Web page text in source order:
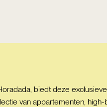
biedt deze
van appartementen,